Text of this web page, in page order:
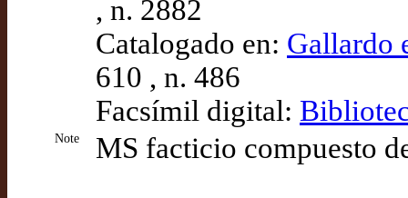
, n. 2882
Catalogado en: Gallardo
610 , n. 486
Facsímil digital:
Note MS facticio compuesto